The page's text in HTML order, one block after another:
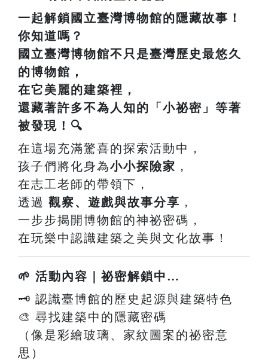
一起解鎖國立臺灣博物館的隱藏故事！
你知道嗎？
國立臺灣博物館不只是臺灣歷史最悠久
的博物館，
在它美麗的建築裡，
還藏著許多不為人知的「小祕密」等著
被發現！🔍
在這場充滿驚喜的探索活動中，
孩子們將化身為小小探險家 ，
在志工老師的帶領下，
透過 觀察、遊戲與故事分享 ，
一步步揭開博物館的神祕密碼，
在玩樂中認識建築之美與文化故事！
🌱 活動內容｜祕密解鎖中…
🗝️ 認識臺博館的歷史起源與建築特色
🎨 尋找建築中的隱藏密碼
（像是彩繪玻璃、家紋圖案的祕密意
思）